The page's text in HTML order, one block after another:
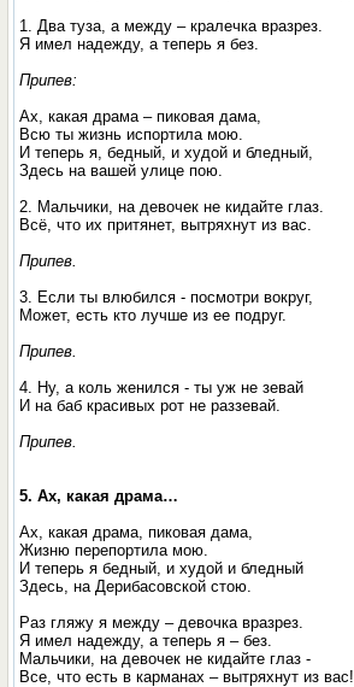
1. Два туза, а между – кралечка вразрез.
Я имел надежду, а теперь я без.
Припев:
Ах, какая драма – пиковая дама,
Всю ты жизнь испортила мою.
И теперь я, бедный, и худой и бледный,
Здесь на вашей улице пою.
2. Мальчики, на девочек не кидайте глаз.
Всё, что их притянет, вытряхнут из вас.
Припев.
3. Если ты влюбился - посмотри вокруг,
Может, есть кто лучше из ее подруг.
Припев.
4. Ну, а коль женился - ты уж не зевай
И на баб красивых рот не раззевай.
Припев.
5. Ах, какая драма…
Ах, какая драма, пиковая дама,
Жизню перепортила мою.
И теперь я бедный, и худой и бледный
Здесь, на Дерибасовской стою.
Раз гляжу я между – девочка вразрез.
Я имел надежду, а теперь я – без.
Мальчики, на девочек не кидайте глаз -
Все, что есть в карманах – вытряхнут из вас!